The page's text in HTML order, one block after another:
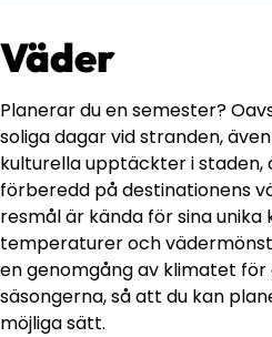
Väder
Planerar du en semester?
soliga dagar vid stranden,
kulturella upptäckter i
förberedd på destinationens
resmål är kända för sina
temperaturer och
en genomgång av klimatet
säsongerna, så att du kan
möjliga sätt.